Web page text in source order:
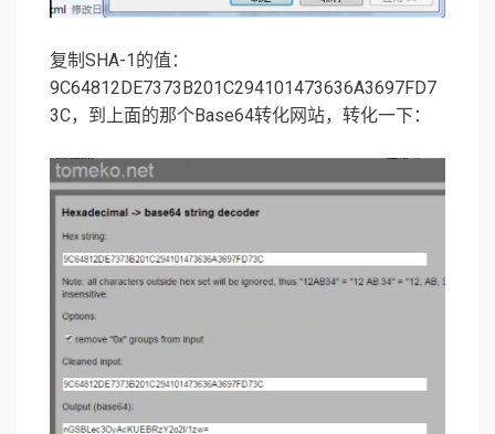
复制SHA-1的值：
9C64812DE7373B201C294101473636A3697FD7
3C，到上面的那个Base64转化网站，转化一下：